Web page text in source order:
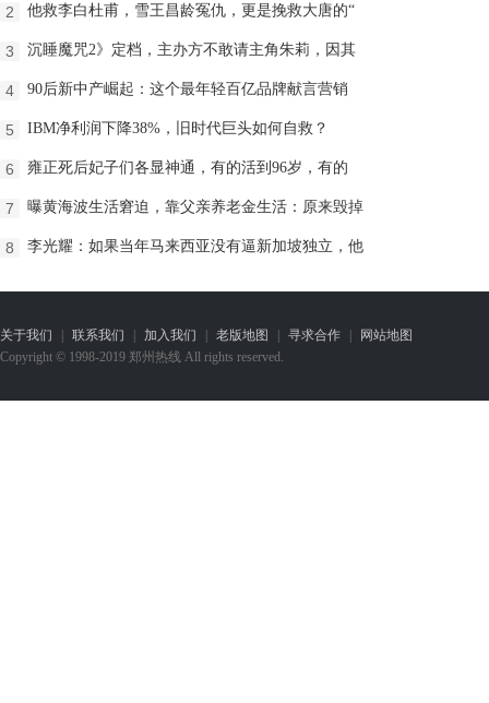
2 他救李白杜甫，雪王昌龄冤仇，更是挽救大唐的“
3 沉睡魔咒2》定档，主办方不敢请主角朱莉，因其
4 90后新中产崛起：这个最年轻百亿品牌献言营销
5 IBM净利润下降38%，旧时代巨头如何自救？
6 雍正死后妃子们各显神通，有的活到96岁，有的
7 曝黄海波生活窘迫，靠父亲养老金生活：原来毁掉
8 李光耀：如果当年马来西亚没有逼新加坡独立，他
关于我们 | 联系我们 | 加入我们 | 老版地图 | 寻求合作 |
网站地图
Copyright © 1998-2019 郑州热线 All rights reserved.